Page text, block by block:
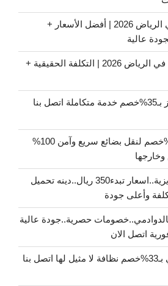
ارخص شركة تنظيف في الرياض 2026 | أفضل الأسعار +
عالية
اسعار شركات التنظيف في الرياض 2026 | التكلفة الحقيقية +
دينا نقل عفش حي الملز بـ35%خصم خدمة متكاملة اتصل بنا
نقل بضائع الرياض بـ30%خصم لنقل بضائع سريع وآمن 100%
دينا نقل عفش حي العزيزية..اسعار تبدء350 ريال..دينه تحميل
وأعلى جودة
حصرية..جودة عالية
شركة تنظيف بالدوادمي بـ33%خصم نظافة لا مثيل لها اتصل بنا